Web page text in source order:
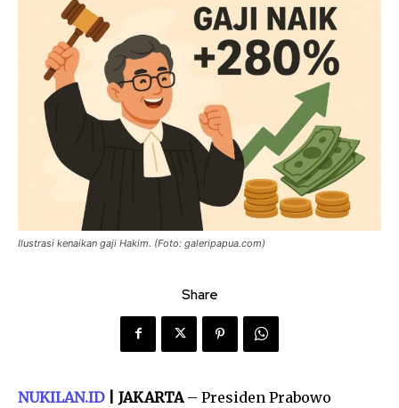
Ilustrasi kenaikan gaji Hakim. (Foto: galeripapua.com)
Share
NUKILAN.ID| JAKARTA – Presiden Prabowo